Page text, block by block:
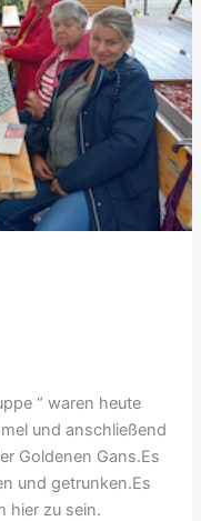
“ waren heute
und anschließend
Goldenen Gans.Es
und getrunken.Es
hier zu sein.